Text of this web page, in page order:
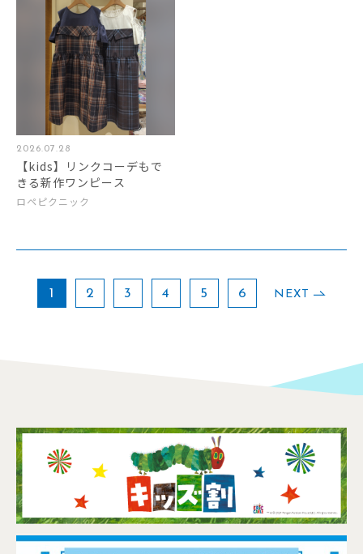
2026.07.28
【kids】リンクコーデもで
きる新作ワンピース
ロペピクニック
1 2 3 4 5 6 NEXT